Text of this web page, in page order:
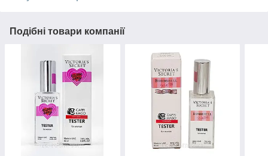
Подібні товари компанії